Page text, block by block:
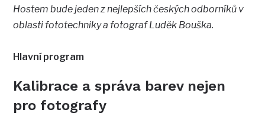
Hostem bude jeden z nejlepších českých odborníků v
oblasti fototechniky a fotograf Luděk Bouška.
Hlavní program
Kalibrace a správa barev nejen
pro fotografy